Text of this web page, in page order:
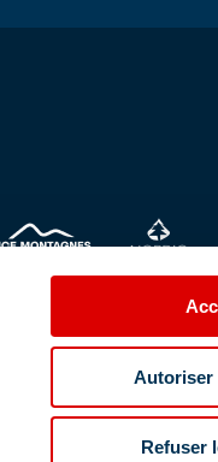
Autoriser
Refuser